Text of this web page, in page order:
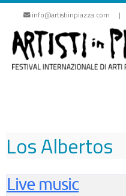
Vai
contenuto
info@artistiinpiazza.com |
Los Albertos
Live music